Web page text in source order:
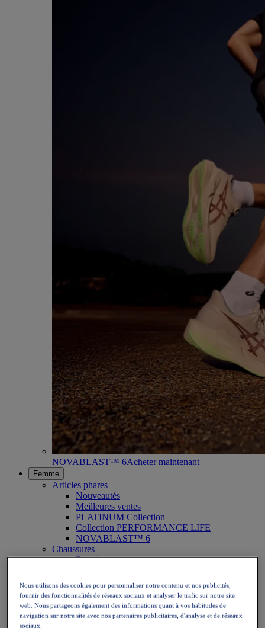
NOVABLAST™ 6Acheter maintenant
Femme
Articles phares
Nouveautés
Meilleures ventes
PLATINUM Collection
Collection PERFORMANCE LIFE
NOVABLAST™ 6
Chaussures
Running
Tennis
Volleyball
Handball
Padel
Nous utilisons des cookies pour personnaliser notre contenu et nos publicités,
fournir des fonctionnalités de réseaux sociaux et analyser le trafic sur notre site
web. Nous partageons également des informations quant à vos habitudes de
navigation sur notre site avec nos partenaires publicitaires, d'analyse et de réseaux
sociaux.